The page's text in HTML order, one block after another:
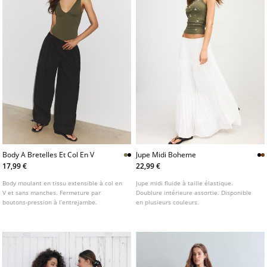
Body A Bretelles Et Col En V
17,99 €
Body moulant en tissu extensible à col en
V et sans manches. Fermeture par
boutons-pression à l’entrejambe.
Jupe Midi Boheme
22,99 €
Jupe midi fluide à taille élastique.
Doublure intérieure assortie. Disponible
en plusieurs couleurs.